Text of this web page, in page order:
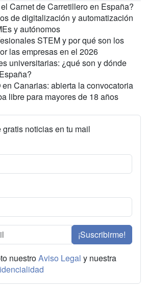
Carnet de Carretillero en España?
de digitalización y automatización
y autónomos
STEM y por qué son los
las empresas en el 2026
universitarias: ¿qué son y dónde
Canarias: abierta la convocatoria
libre para mayores de 18 años
gratis noticias en tu mail
¡Suscribirme!
nuestroAviso Legal y nuestra